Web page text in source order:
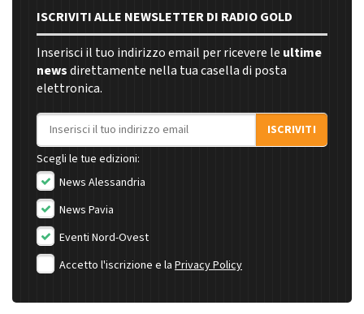
ISCRIVITI ALLE NEWSLETTER DI RADIO GOLD
Inserisci il tuo indirizzo email per ricevere le ultime
newsdirettamente nella tua casella di posta
elettronica.
Indirizzo email
ISCRIVITI
Scegli le tue edizioni:
News Alessandria
News Pavia
Eventi Nord-Ovest
Accetto l'iscrizione e la Privacy Policy